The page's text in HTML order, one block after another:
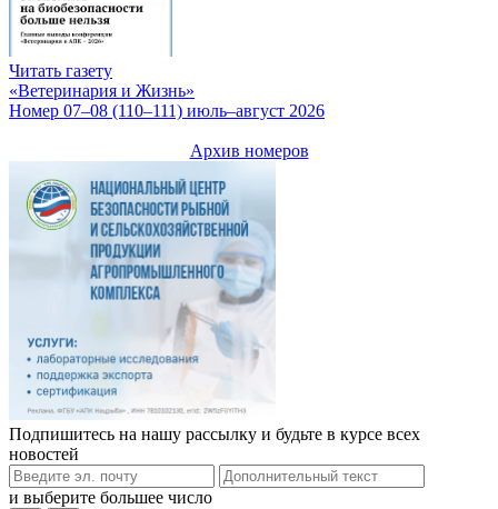
Читать газету
«Ветеринария и Жизнь»
Номер 07–08 (110–111) июль–август 2026
Архив номеров
Подпишитесь на нашу рассылку и будьте в курсе всех
новостей
и выберите большее число